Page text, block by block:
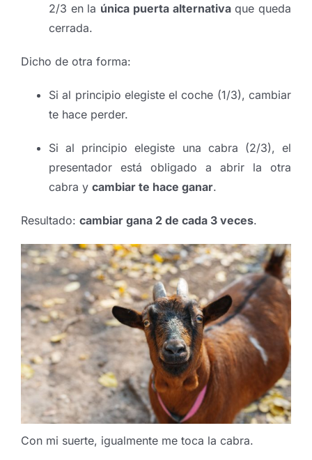
2/3 en la única puerta alternativaque queda
cerrada.
Dicho de otra forma:
Si al principio elegiste el coche (1/3), cambiar
te hace perder.
Si al principio elegiste una cabra (2/3), el
presentador está obligado a abrir la otra
cabra y cambiar te hace ganar.
Resultado: cambiar gana 2 de cada 3 veces.
Con mi suerte, igualmente me toca la cabra.